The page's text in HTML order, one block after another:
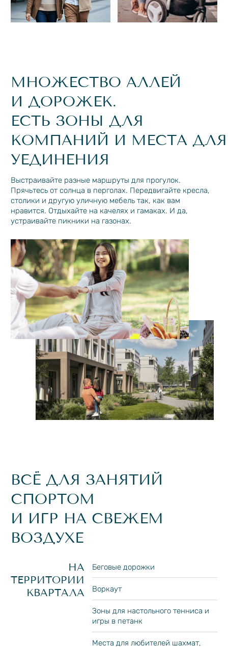
Беговые дорожки
Зоны для настольного тенниса и
игры в петанк
Места для любителей шахмат,
шашек и альчиков
Полки с настольными играми
НА
ТЕРРИТОРИИ
НА ПЛЯЖЕ
ВСЁ ДЛЯ ЗАНЯТИЙ
СПОРТОМ
И ИГР НА СВЕЖЕМ
ВОЗДУХЕ
Зоны для пляжного футбола,
волейбола и тенниса
Профессиональная школа
сапбординга с опытными
инструкторами
Аренда катамаранов, лодок,
принадлежностей для игр и
спорта
ВОРКАУТ
ТЕННИСНЫЙ
КОРТ
ХОРОШО
ОБУСТРОЕННЫЙ ПЛЯЖ
С ДВУХУРОВНЕВЫМ
ПИРСОМ